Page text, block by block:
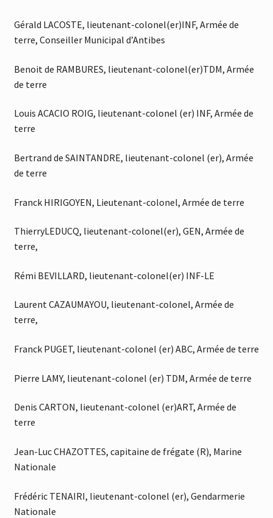
Gérald LACOSTE, lieutenant-colonel(er)INF, Armée de
terre, Conseiller Municipal d’Antibes
Benoit de RAMBURES, lieutenant-colonel(er)TDM, Armée
de terre
Louis ACACIO ROIG, lieutenant-colonel (er) INF, Armée de
terre
Bertrand de SAINTANDRE, lieutenant-colonel (er), Armée
de terre
Franck HIRIGOYEN, Lieutenant-colonel, Armée de terre
ThierryLEDUCQ, lieutenant-colonel(er), GEN, Armée de
terre,
Rémi BEVILLARD, lieutenant-colonel(er) INF-LE
Laurent CAZAUMAYOU, lieutenant-colonel, Armée de
terre,
Franck PUGET, lieutenant-colonel (er) ABC, Armée de terre
Pierre LAMY, lieutenant-colonel (er) TDM, Armée de terre
Denis CARTON, lieutenant-colonel (er)ART, Armée de
terre
Jean-Luc CHAZOTTES, capitaine de frégate (R), Marine
Nationale
Frédéric TENAIRI, lieutenant-colonel (er), Gendarmerie
Nationale